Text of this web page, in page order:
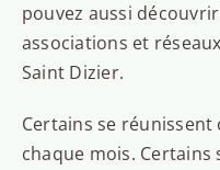
pouvez aussi
associations et
Saint Dizier.
Certains se réunissent
chaque mois.